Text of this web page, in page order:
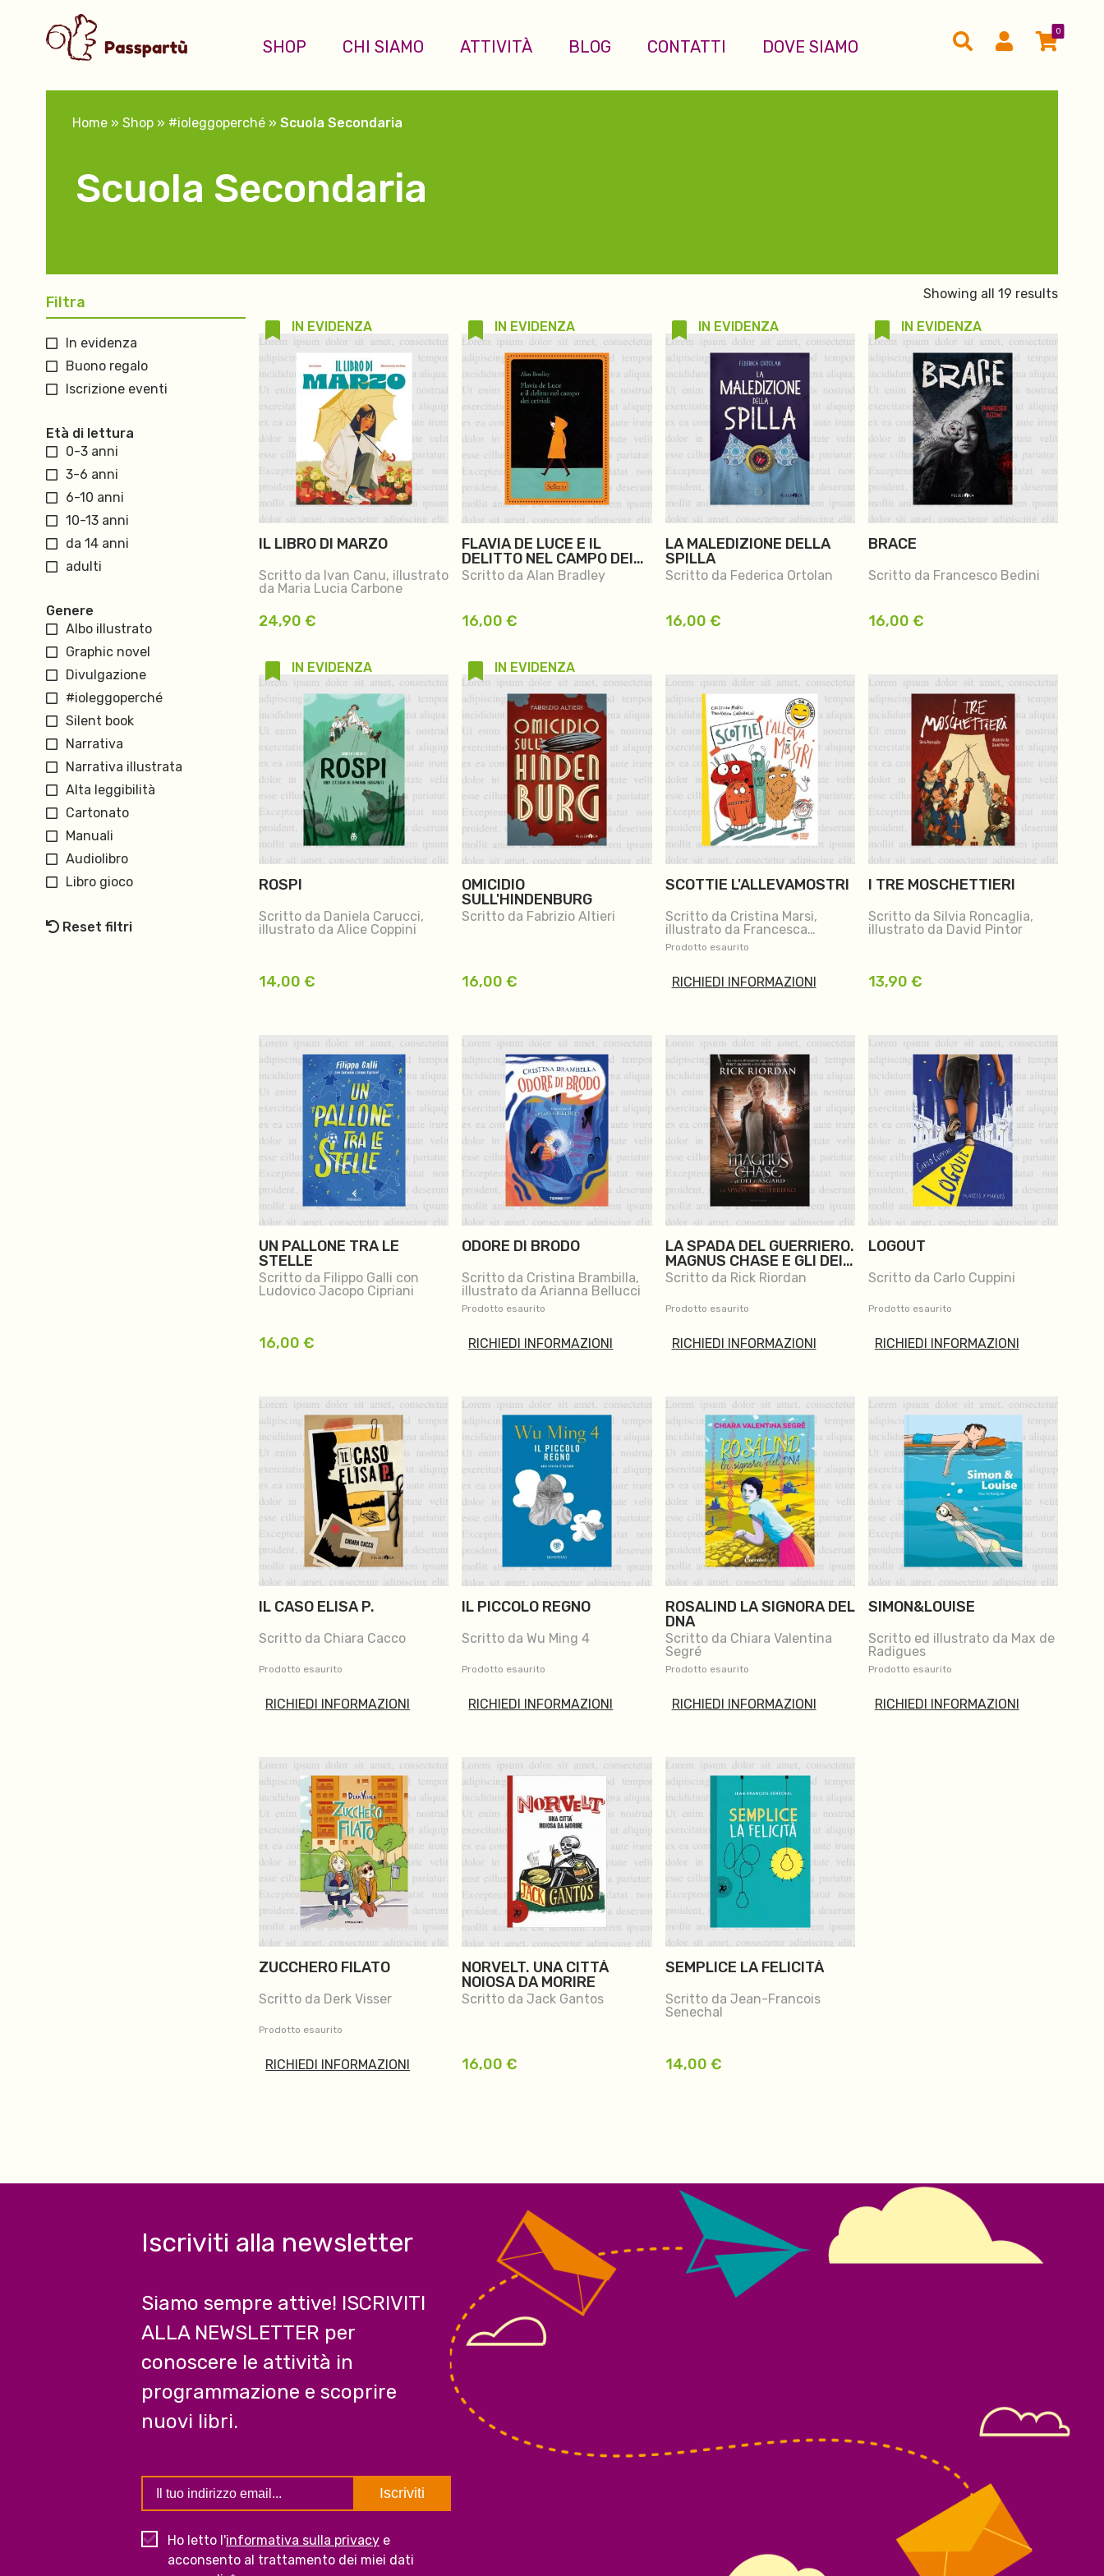
SHOP CHI SIAMO ATTIVITÀ BLOG CONTATTI DOVE SIAMO
0
Home » Shop » #ioleggoperché » Scuola Secondaria
Scuola Secondaria
Filtra
In evidenza
Buono regalo
Iscrizione eventi
Età di lettura
0-3 anni
3-6 anni
6-10 anni
10-13 anni
da 14 anni
adulti
Genere
Albo illustrato
Graphic novel
Divulgazione
#ioleggoperché
Silent book
Narrativa
Narrativa illustrata
Alta leggibilità
Cartonato
Manuali
Audiolibro
Libro gioco
Reset filtri
Showing all 19 results
IN EVIDENZA
IL LIBRO DI MARZO
Scritto da Ivan Canu, illustrato
da Maria Lucia Carbone
24,90€
IN EVIDENZA
FLAVIA DE LUCE E IL
DELITTO NEL CAMPO DEI
CETRIOLI
Scritto da Alan Bradley
16,00€
IN EVIDENZA
LA MALEDIZIONE DELLA
SPILLA
Scritto da Federica Ortolan
16,00 €
IN EVIDENZA
BRACE
Scritto da Francesco Bedini
16,00 €
IN EVIDENZA
ROSPI
Scritto da Daniela Carucci,
illustrato da Alice Coppini
14,00€
IN EVIDENZA
OMICIDIO
SULL'HINDENBURG
Scritto da Fabrizio Altieri
16,00€
SCOTTIE L'ALLEVAMOSTRI
Scritto da Cristina Marsi,
illustrato da Francesca
Carabelli
Prodotto esaurito
RICHIEDI INFORMAZIONI
I TRE MOSCHETTIERI
Scritto da Silvia Roncaglia,
illustrato da David Pintor
13,90 €
UN PALLONE TRA LE
STELLE
Scritto da Filippo Galli con
Ludovico Jacopo Cipriani
16,00€
ODORE DI BRODO
Scritto da Cristina Brambilla,
illustrato da Arianna Bellucci
Prodotto esaurito
RICHIEDI INFORMAZIONI
LA SPADA DEL GUERRIERO.
MAGNUS CHASE E GLI DEI
DI ASGARD
Scritto da Rick Riordan
Prodotto esaurito
RICHIEDI INFORMAZIONI
LOGOUT
Scritto da Carlo Cuppini
Prodotto esaurito
RICHIEDI INFORMAZIONI
IL CASO ELISA P.
Scritto da Chiara Cacco
Prodotto esaurito
RICHIEDI INFORMAZIONI
IL PICCOLO REGNO
Scritto da Wu Ming 4
Prodotto esaurito
RICHIEDI INFORMAZIONI
ROSALIND LA SIGNORA DEL
DNA
Scritto da Chiara Valentina
Segré
Prodotto esaurito
RICHIEDI INFORMAZIONI
SIMON&LOUISE
Scritto ed illustrato da Max de
Radigues
Prodotto esaurito
RICHIEDI INFORMAZIONI
ZUCCHERO FILATO
Scritto da Derk Visser
Prodotto esaurito
RICHIEDI INFORMAZIONI
NORVELT. UNA CITTÀ
NOIOSA DA MORIRE
Scritto da Jack Gantos
16,00€
SEMPLICE LA FELICITÀ
Scritto da Jean-Francois
Senechal
14,00 €
Iscriviti alla newsletter
Siamo sempre attive! ISCRIVITI
ALLA NEWSLETTER per
conoscere le attività in
programmazione e scoprire
nuovi libri.
Ho letto l'informativa sulla privacy e
acconsento al trattamento dei miei dati